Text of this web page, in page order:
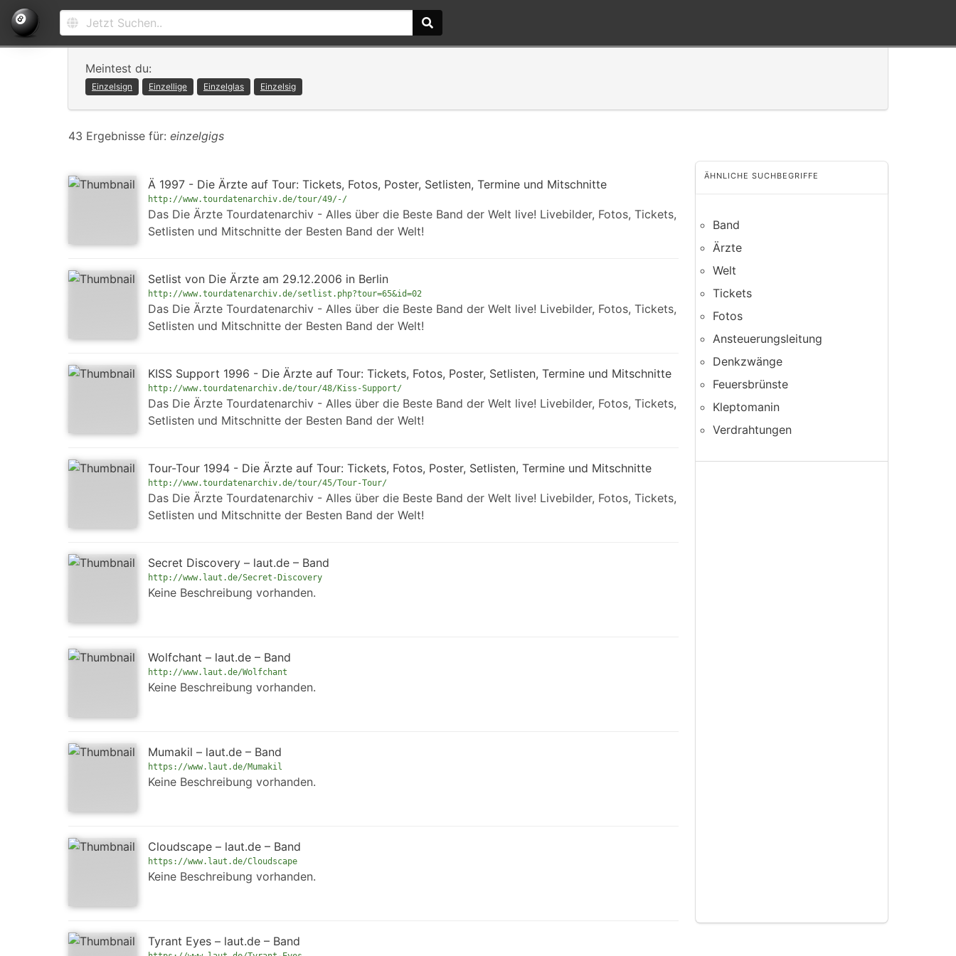
Meintest du:
Einzelsign Einzellige Einzelglas Einzelsig
43 Ergebnisse für: einzelgigs
Ä 1997 - Die Ärzte auf Tour: Tickets, Fotos, Poster, Setlisten, Termine und Mitschnitte
http://www.tourdatenarchiv.de/tour/49/-/
Das Die Ärzte Tourdatenarchiv - Alles über die Beste Band der Welt live! Livebilder, Fotos, Tickets,
Setlisten und Mitschnitte der Besten Band der Welt!
Setlist von Die Ärzte am 29.12.2006 in Berlin
http://www.tourdatenarchiv.de/setlist.php?tour=65&id=02
Das Die Ärzte Tourdatenarchiv - Alles über die Beste Band der Welt live! Livebilder, Fotos, Tickets,
Setlisten und Mitschnitte der Besten Band der Welt!
KISS Support 1996 - Die Ärzte auf Tour: Tickets, Fotos, Poster, Setlisten, Termine und Mitschnitte
http://www.tourdatenarchiv.de/tour/48/Kiss-Support/
Das Die Ärzte Tourdatenarchiv - Alles über die Beste Band der Welt live! Livebilder, Fotos, Tickets,
Setlisten und Mitschnitte der Besten Band der Welt!
Tour-Tour 1994 - Die Ärzte auf Tour: Tickets, Fotos, Poster, Setlisten, Termine und Mitschnitte
http://www.tourdatenarchiv.de/tour/45/Tour-Tour/
Das Die Ärzte Tourdatenarchiv - Alles über die Beste Band der Welt live! Livebilder, Fotos, Tickets,
Setlisten und Mitschnitte der Besten Band der Welt!
Secret Discovery – laut.de – Band
http://www.laut.de/Secret-Discovery
Keine Beschreibung vorhanden.
Wolfchant – laut.de – Band
http://www.laut.de/Wolfchant
Keine Beschreibung vorhanden.
Mumakil – laut.de – Band
https://www.laut.de/Mumakil
Keine Beschreibung vorhanden.
Cloudscape – laut.de – Band
https://www.laut.de/Cloudscape
Keine Beschreibung vorhanden.
Tyrant Eyes – laut.de – Band
ÄHNLICHE SUCHBEGRIFFE
Band
Ärzte
Welt
Tickets
Fotos
Ansteuerungsleitung
Denkzwänge
Feuersbrünste
Kleptomanin
Verdrahtungen